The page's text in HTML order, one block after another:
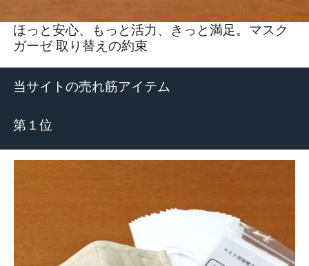
ほっと安心、もっと活力、きっと満足。マスク
ガーゼ 取り替えの約束
当サイトの売れ筋アイテム
第１位